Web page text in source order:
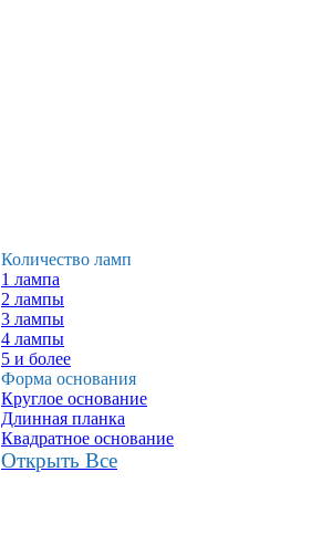
Количество ламп
1 лампа
2 лампы
3 лампы
4 лампы
5 и более
Форма основания
Круглое основание
Длинная планка
Квадратное основание
Открыть Все